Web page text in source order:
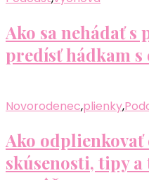
Ako sa nehádať
predísť hádkam s
Novorodenec,plienky,
Ako odplienkovať
skúsenosti, tipy